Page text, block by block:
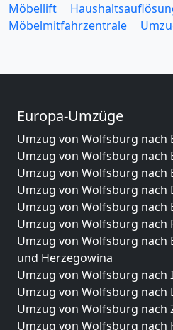
Möbellift
Möbelmitfahrzentrale
Europa-Umzüge
Umzug von Wolfsburg nach
Umzug von Wolfsburg nach
Umzug von Wolfsburg nach
Umzug von Wolfsburg nach
Umzug von Wolfsburg nach
Umzug von Wolfsburg nach
Umzug von Wolfsburg nach
und Herzegowina
Umzug von Wolfsburg nach
Umzug von Wolfsburg nach
Umzug von Wolfsburg nach
Umzug von Wolfsburg nach